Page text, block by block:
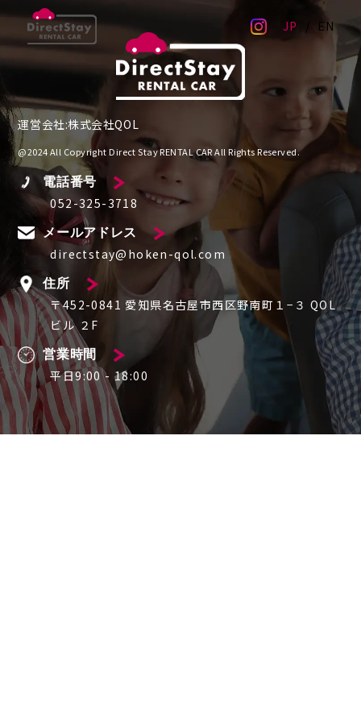
JP EN
運営会社:株式会社QOL
@2024 All Copyright Direct Stay RENTAL CAR All Rights Reserved.
電話番号
052-325-3718
メールアドレス
directstay@hoken-qol.com
住所
〒452-0841 愛知県名古屋市西区野南町１−３ QOL
ビル ２F
営業時間
平日9:00 - 18:00